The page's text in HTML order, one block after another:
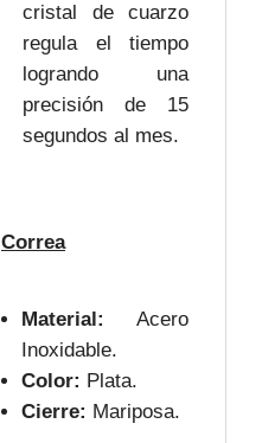
cristal de cuarzo
regula el tiempo
logrando una
precisión de 15
segundos al mes.
Correa
Material: Acero
Inoxidable.
Color: Plata.
Cierre: Mariposa.